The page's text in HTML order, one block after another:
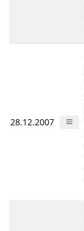
28.12.2007